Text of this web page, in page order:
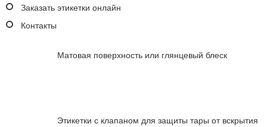
Заказать этикетки онлайн
Контакты
Матовая поверхность или глянцевый блеск
Этикетки с клапаном для защиты тары от вскрытия